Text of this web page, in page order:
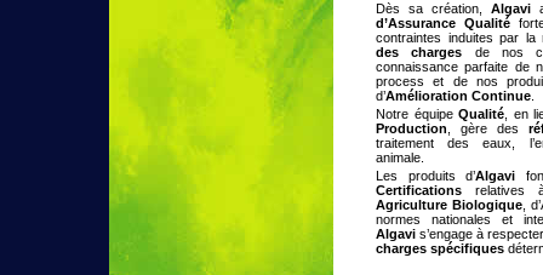
Dès sa création, Algavia
d’Assurance Qualité
contraintes induites par la
des charges de nos
connaissance parfaite de
process et de nos
d’Amélioration Continue
Notre équipeQualité , en
Production , gère des
traitement des eaux,
animale.
Les produits d’Algavi
Certifications relatives
Agriculture Biologique,
normes nationales et
Algavi s’engage à
charges spécifiques